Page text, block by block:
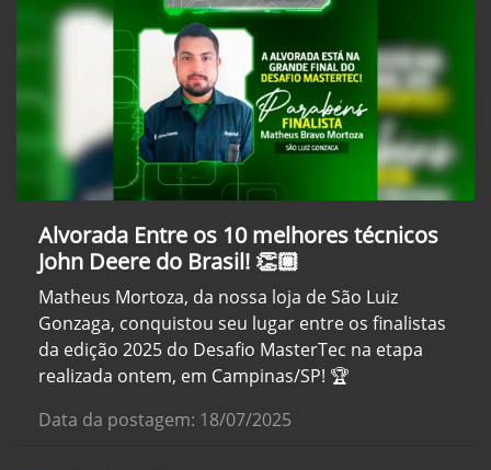
Alvorada Entre os 10 melhores técnicos
John Deere do Brasil! 👏🏼
Matheus Mortoza, da nossa loja de São Luiz
Gonzaga, conquistou seu lugar entre os finalistas
da edição 2025 do Desafio MasterTec na etapa
realizada ontem, em Campinas/SP! 🏆
Data da postagem: 18/07/2025